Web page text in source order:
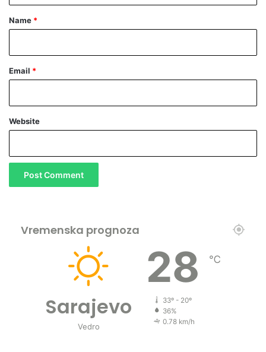
*
Name *
Email *
Website
Vremenska prognoza
Sarajevo
Vedro
28 ℃
33º - 20º
36%
0.78 km/h